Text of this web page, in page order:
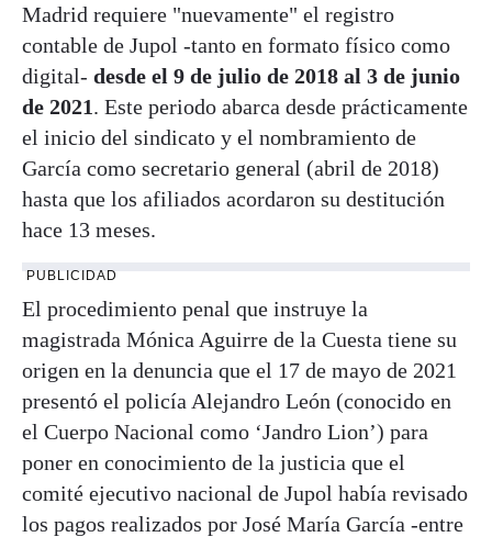
Madrid requiere "nuevamente" el registro
contable de Jupol -tanto en formato físico como
digital- desde el 9 de julio de 2018 al 3 de junio
de 2021. Este periodo abarca desde prácticamente
el inicio del sindicato y el nombramiento de
García como secretario general (abril de 2018)
hasta que los afiliados acordaron su destitución
hace 13 meses.
PUBLICIDAD
El procedimiento penal que instruye la
magistrada Mónica Aguirre de la Cuesta tiene su
origen en la denuncia que el 17 de mayo de 2021
presentó el policía Alejandro León (conocido en
el Cuerpo Nacional como ‘Jandro Lion’) para
poner en conocimiento de la justicia que el
comité ejecutivo nacional de Jupol había revisado
los pagos realizados por José María García -entre